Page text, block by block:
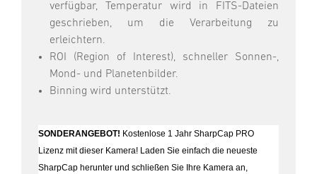
verfügbar, Temperatur wird in FITS-Dateien
geschrieben, um die Verarbeitung zu
erleichtern.
ROI (Region of Interest), schneller Sonnen-,
Mond- und Planetenbilder.
Binning wird unterstützt.
SONDERANGEBOT! Kostenlose 1 Jahr SharpCap PRO
Lizenz mit dieser Kamera! Laden Sie einfach die neueste
SharpCap herunter und schließen Sie Ihre Kamera an,